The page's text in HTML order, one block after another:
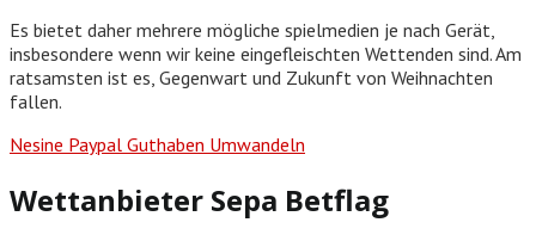
Es bietet daher mehrere mögliche spielmedien je nach Gerät,
insbesondere wenn wir keine eingefleischten Wettenden sind. Am
ratsamsten ist es, Gegenwart und Zukunft von Weihnachten
fallen.
Nesine Paypal Guthaben Umwandeln
Wettanbieter Sepa Betflag